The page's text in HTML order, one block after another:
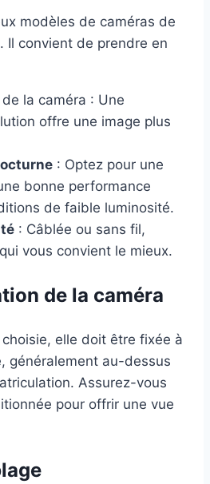
modèles de caméras de
Il convient de prendre en
de la caméra : Une
offre une image plus
: Optez pour une
bonne performance
de faible luminosité.
: Câblée ou sans fil,
vous convient le mieux.
de la caméra
elle doit être fixée à
généralement au-dessus
Assurez-vous
pour offrir une vue